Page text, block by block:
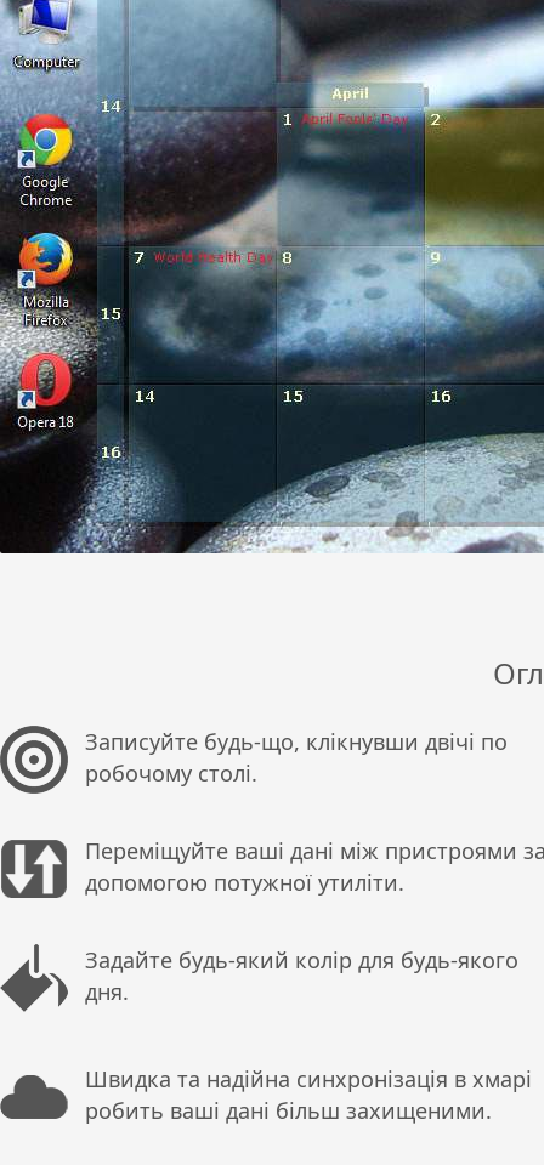
Записуйте будь-що, клікнувши двічі по
робочому столі.
Переміщуйте ваші дані між пристроями
допомогою потужної утиліти.
Задайте будь-який колір для будь-якого
дня.
Швидка та надійна синхронізація в хмарі
робить ваші дані більш захищеними.